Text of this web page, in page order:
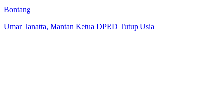
Bontang
Umar Tanatta, Mantan Ketua DPRD Tutup Usia